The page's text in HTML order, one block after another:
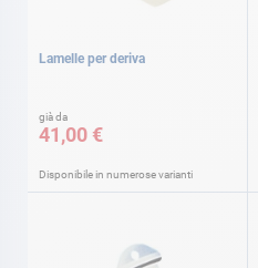
Lamelle per deriva
già da
41,00 €
Disponibile in numerose varianti